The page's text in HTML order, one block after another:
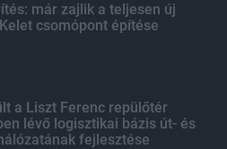
már zajlik a teljesen új
csomópont építése
a Liszt Ferenc repülőtér
lévő logisztikai bázis út- és
fejlesztése